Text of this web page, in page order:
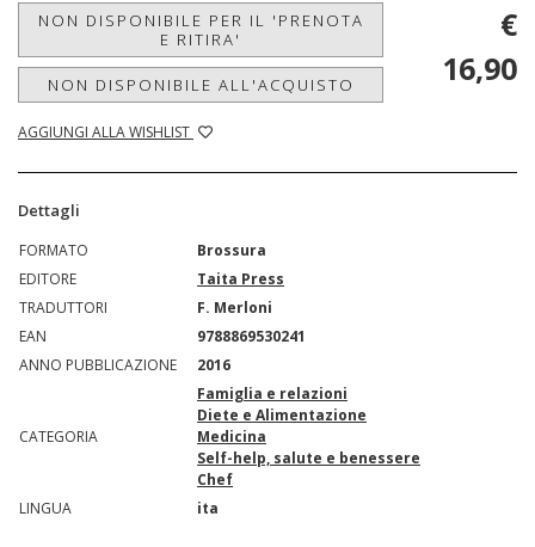
NON DISPONIBILE PER IL 'PRENOTA
E RITIRA'
NON DISPONIBILE ALL'ACQUISTO
AGGIUNGI ALLA WISHLIST
€
16,90
Dettagli
FORMATO
Brossura
EDITORE
Taita Press
TRADUTTORI
F. Merloni
EAN
9788869530241
ANNO PUBBLICAZIONE
2016
CATEGORIA
Famiglia e relazioni
Diete e Alimentazione
Medicina
Self-help, salute e benessere
Chef
LINGUA
ita